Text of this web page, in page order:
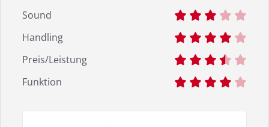
Sound
Handling
Preis/Leistung
Funktion